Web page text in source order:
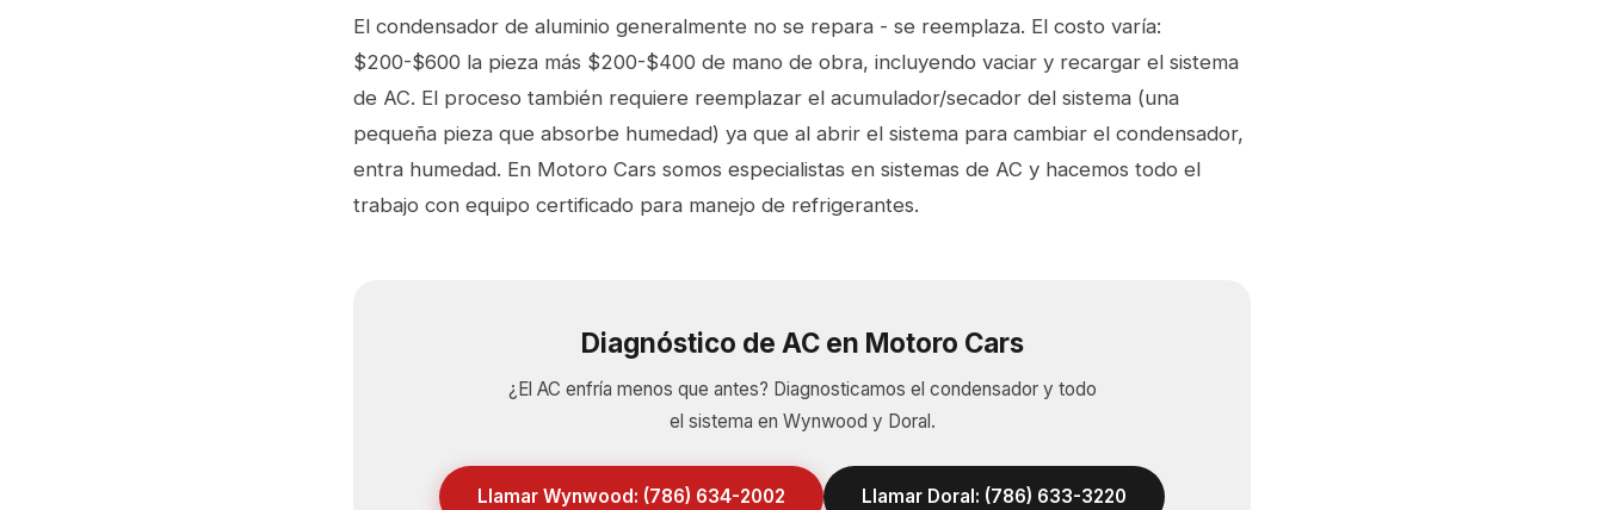
El condensador de aluminio generalmente no se repara - se reemplaza. El costo varía:
$200-$600 la pieza más $200-$400 de mano de obra, incluyendo vaciar y recargar el sistema
de AC. El proceso también requiere reemplazar el acumulador/secador del sistema (una
pequeña pieza que absorbe humedad) ya que al abrir el sistema para cambiar el condensador,
entra humedad. En Motoro Cars somos especialistas en sistemas de AC y hacemos todo el
trabajo con equipo certificado para manejo de refrigerantes.
Diagnóstico de AC en Motoro Cars
¿El AC enfría menos que antes? Diagnosticamos el condensador y todo
el sistema en Wynwood y Doral.
Llamar Wynwood: (786) 634-2002 Llamar Doral: (786) 633-3220